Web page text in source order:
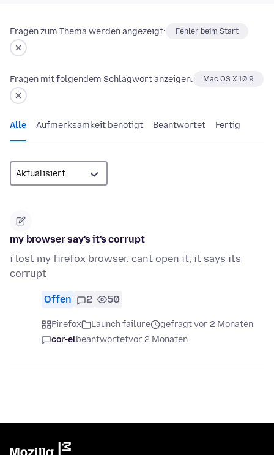
Fragen zum Thema werden angezeigt: Fehler beim Start
Fragen mit folgendem Schlagwort anzeigen: Mac OS X 10.9
Alle Aufmerksamkeit benötigt Beantwortet Fertig
my browser say's it's corrupt
i lost my firefox browser. cant open it, it says its
corrupt
Offen 2 50
Firefox Launch failure
gefragt vor 2 Monaten
cor-elbeantwortetvor 2 Monaten